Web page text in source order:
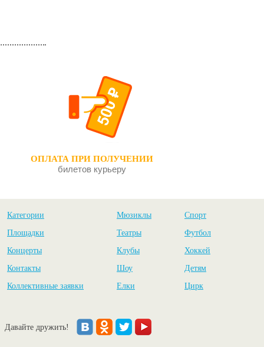
ОПЛАТА ПРИ ПОЛУЧЕНИИ
билетов курьеру
Категории
Площадки
Концерты
Контакты
Коллективные заявки
Мюзиклы
Театры
Клубы
Шоу
Елки
Спорт
Футбол
Хоккей
Детям
Цирк
Давайте дружить!